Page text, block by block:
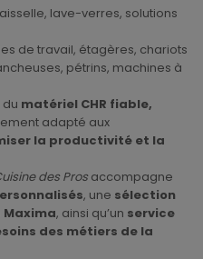
lave-verres, solutions
de travail, étagères, chariots
pétrins, machines à
du matériel CHR fiable,
adapté aux
la productivité et la
des Prosaccompagne
, une sélection
, ainsi qu’un service
des métiers de la